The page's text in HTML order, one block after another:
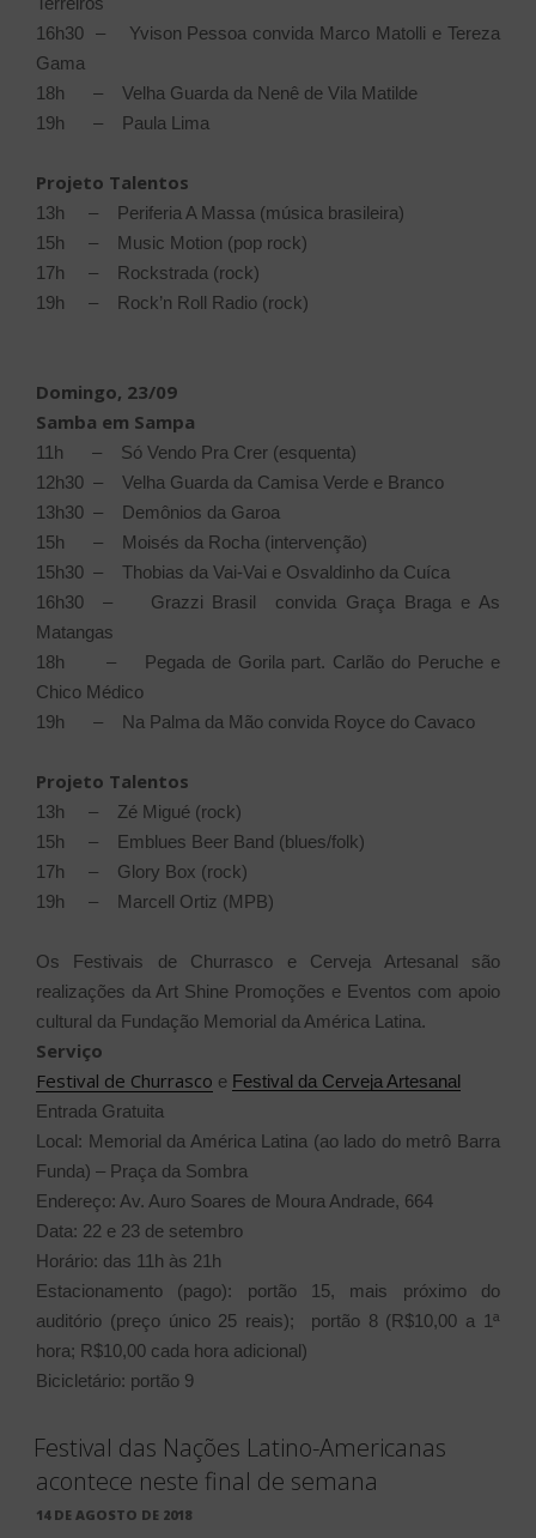
16h30 – Yvison Pessoa convida Marco Matolli e Tereza
Gama
18h – Velha Guarda da Nenê de Vila Matilde
19h – Paula Lima
Projeto Talentos
13h – Periferia A Massa (música brasileira)
15h – Music Motion (pop rock)
17h – Rockstrada (rock)
19h – Rock’n Roll Radio (rock)
Domingo, 23/09
Samba em Sampa
11h – Só Vendo Pra Crer (esquenta)
12h30 – Velha Guarda da Camisa Verde e Branco
13h30 – Demônios da Garoa
15h – Moisés da Rocha (intervenção)
15h30 – Thobias da Vai-Vai e Osvaldinho da Cuíca
16h30 – Grazzi Brasil convida Graça Braga e As
Matangas
18h – Pegada de Gorila part. Carlão do Peruche e
Chico Médico
19h – Na Palma da Mão convida Royce do Cavaco
Projeto Talentos
13h – Zé Migué (rock)
15h – Emblues Beer Band (blues/folk)
17h – Glory Box (rock)
19h – Marcell Ortiz (MPB)
Os Festivais de Churrasco e Cerveja Artesanal são
realizações da Art Shine Promoções e Eventos com apoio
cultural da Fundação Memorial da América Latina.
Serviço
Festival de Churrasco e Festival da Cerveja Artesanal
Entrada Gratuita
Local: Memorial da América Latina (ao lado do metrô Barra
Funda) – Praça da Sombra
Endereço: Av. Auro Soares de Moura Andrade, 664
Data: 22 e 23 de setembro
Horário: das 11h às 21h
Estacionamento (pago): portão 15, mais próximo do
auditório (preço único 25 reais); portão 8 (R$10,00 a 1ª
hora; R$10,00 cada hora adicional)
Bicicletário: portão 9
Festival das Nações Latino-Americanas
acontece neste final de semana
PUBLICADO
14 DE AGOSTO DE 2018